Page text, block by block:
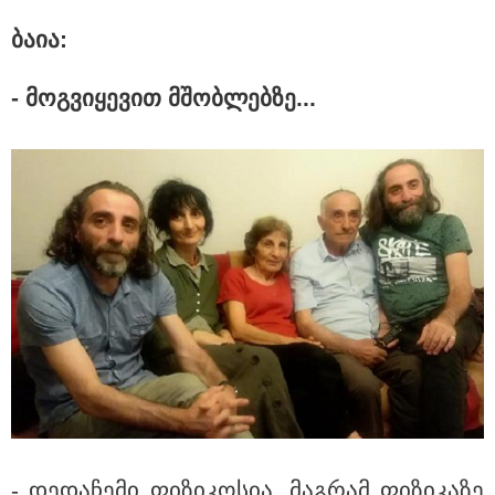
კატეგორიის ყველა სიახლე
აშშ-მა საქართველოში
დაფუძნებული კრიპტოკომპანია
დაასანქცირა
„ნაციონალური მოძრაობა“ -
სიმბოლურია, რომ კობახიძის
მოღალატეობრივი განცხადება
საქართველოს
თავისუფლებისთვის შეწირული
გმირების მემორიალზე გაკეთდა
შეუძლებელია ბარამიძის
ბაია:
- მოგ­ვი­ყე­ვით მშობ­ლებ­ზე...